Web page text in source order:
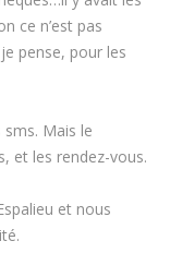
ce n’est pas
pense, pour les
sms. Mais le
et les rendez-vous.
et nous